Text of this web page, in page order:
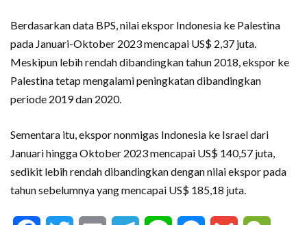
Berdasarkan data BPS, nilai ekspor Indonesia ke Palestina
pada Januari-Oktober 2023 mencapai US$ 2,37 juta.
Meskipun lebih rendah dibandingkan tahun 2018, ekspor ke
Palestina tetap mengalami peningkatan dibandingkan
periode 2019 dan 2020.
Sementara itu, ekspor nonmigas Indonesia ke Israel dari
Januari hingga Oktober 2023 mencapai US$ 140,57 juta,
sedikit lebih rendah dibandingkan dengan nilai ekspor pada
tahun sebelumnya yang mencapai US$ 185,18 juta.